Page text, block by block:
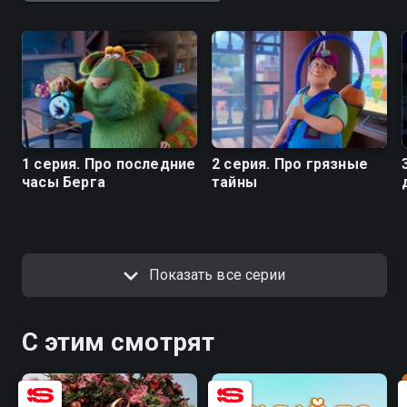
1 серия. Про последние
часы Берга
2 серия. Про грязные
тайны
Показать все серии
С этим смотрят